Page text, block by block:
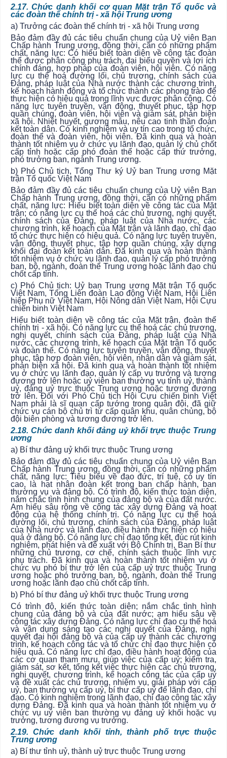
2.17. Chức danh khối cơ quan Mặt trận Tổ quốc và
các đoàn thể chính trị - xã hội Trung ương
a) Trưởng các đoàn thể chính trị - xã hội Trung ương
Bảo đảm đầy đủ các tiêu chuẩn chung của Uỷ viên Ban
Chấp hành Trung ương, đồng thời, cần có những phẩm
chất, năng lực: Có hiểu biết toàn diện về công tác đoàn
thể được phân công phụ trách, đại biểu quyền và lợi ích
chính đáng, hợp pháp của đoàn viên, hội viên. Có năng
lực cụ thể hoá đường lối, chủ trương, chính sách của
Đảng, pháp luật của Nhà nước thành các chương trình,
kế hoạch hành động và tổ chức thành các phong trào để
thực hiện có hiệu quả trong lĩnh vực được phân công. Có
năng lực tuyên truyền, vận động, thuyết phục, tập hợp
quần chúng, đoàn viên, hội viên và giám sát, phản biện
xã hội. Nhiệt huyết, gương mẫu, nêu cao tinh thần đoàn
kết toàn dân. Có kinh nghiệm và uy tín cao trong tổ chức,
đoàn thể và đoàn viên, hội viên. Đã kinh qua và hoàn
thành tốt nhiệm vụ ở chức vụ lãnh đạo, quản lý chủ chốt
cấp tỉnh hoặc cấp phó đoàn thể hoặc cấp thứ trưởng,
phó trưởng ban, ngành Trung ương.
b) Phó Chủ tịch, Tổng Thư ký Uỷ ban Trung ương Mặt
trận Tổ quốc Việt Nam
Bảo đảm đầy đủ các tiêu chuẩn chung của Uỷ viên Ban
Chấp hành Trung ương, đồng thời, cần có những phẩm
chất, năng lực: Hiểu biết toàn diện về công tác của Mặt
trận; có năng lực cụ thể hoá các chủ trương, nghị quyết,
chính sách của Đảng, pháp luật của Nhà nước, các
chương trình, kế hoạch của Mặt trận và lãnh đạo, chỉ đạo
tổ chức thực hiện có hiệu quả. Có năng lực tuyên truyền,
vận động, thuyết phục, tập hợp quần chúng, xây dựng
khối đại đoàn kết toàn dân. Đã kinh qua và hoàn thành
tốt nhiệm vụ ở chức vụ lãnh đạo, quản lý cấp phó trưởng
ban, bộ, ngành, đoàn thể Trung ương hoặc lãnh đạo chủ
chốt cấp tỉnh.
c) Phó Chủ tịch: Uỷ ban Trung ương Mặt trận Tổ quốc
Việt Nam, Tổng Liên đoàn Lao động Việt Nam, Hội Liên
hiệp Phụ nữ Việt Nam, Hội Nông dân Việt Nam, Hội Cựu
chiến binh Việt Nam
Hiểu biết toàn diện về công tác của Mặt trận, đoàn thể
chính trị - xã hội. Có năng lực cụ thể hoá các chủ trương,
nghị quyết, chính sách của Đảng, pháp luật của Nhà
nước, các chương trình, kế hoạch của Mặt trận Tổ quốc
và đoàn thể. Có năng lực tuyên truyền, vận động, thuyết
phục, tập hợp đoàn viên, hội viên, nhân dân và giám sát,
phản biện xã hội. Đã kinh qua và hoàn thành tốt nhiệm
vụ ở chức vụ lãnh đạo, quản lý cấp vụ trưởng và tương
đương trở lên hoặc uỷ viên ban thường vụ tỉnh uỷ, thành
uỷ, đảng uỷ trực thuộc Trung ương hoặc tương đương
trở lên. Đối với Phó Chủ tịch Hội Cựu chiến binh Việt
Nam phải là sĩ quan cấp tướng trong quân đội, đã giữ
chức vụ cán bộ chủ trì từ cấp quân khu, quân chủng, bộ
đội biên phòng và tương đương trở lên.
2.18. Chức danh khối đảng uỷ khối trực thuộc Trung
ương
a) Bí thư đảng uỷ khối trực thuộc Trung ương
Bảo đảm đầy đủ các tiêu chuẩn chung của Uỷ viên Ban
Chấp hành Trung ương, đồng thời, cần có những phẩm
chất, năng lực: Tiêu biểu về đạo đức, trí tuệ, có uy tín
cao, là hạt nhân đoàn kết trong ban chấp hành, ban
thường vụ và đảng bộ. Có trình độ, kiến thức toàn diện,
nắm chắc tình hình chung của đảng bộ và của đất nước.
Am hiểu sâu rộng về công tác xây dựng Đảng và hoạt
động của hệ thống chính trị. Có năng lực cụ thể hoá
đường lối, chủ trương, chính sách của Đảng, pháp luật
của Nhà nước và lãnh đạo, điều hành thực hiện có hiệu
quả ở đảng bộ. Có năng lực chỉ đạo tổng kết, đúc rút kinh
nghiệm, phát hiện và đề xuất với Bộ Chính trị, Ban Bí thư
những chủ trương, cơ chế, chính sách thuộc lĩnh vực
phụ trách. Đã kinh qua và hoàn thành tốt nhiệm vụ ở
chức vụ phó bí thư trở lên của cấp uỷ trực thuộc Trung
ương hoặc phó trưởng ban, bộ, ngành, đoàn thể Trung
ương hoặc lãnh đạo chủ chốt cấp tỉnh.
b) Phó bí thư đảng uỷ khối trực thuộc Trung ương
Có trình độ, kiến thức toàn diện; nắm chắc tình hình
chung của đảng bộ và của đất nước; am hiểu sâu về
công tác xây dựng Đảng. Có năng lực chỉ đạo cụ thể hoá
và vận dụng sáng tạo các nghị quyết của Đảng, nghị
quyết đại hội đảng bộ và của cấp uỷ thành các chương
trình, kế hoạch công tác và tổ chức chỉ đạo thực hiện có
hiệu quả. Có năng lực chỉ đạo, điều hành hoạt động của
các cơ quan tham mưu, giúp việc của cấp uỷ; kiểm tra,
giám sát, sơ kết, tổng kết việc thực hiện các chủ trương,
nghị quyết, chương trình, kế hoạch công tác của cấp uỷ
và đề xuất các chủ trương, nhiệm vụ, giải pháp với cấp
uỷ, ban thường vụ cấp uỷ, bí thư cấp uỷ để lãnh đạo, chỉ
đạo. Có kinh nghiệm trong lãnh đạo, chỉ đạo công tác xây
dựng Đảng. Đã kinh qua và hoàn thành tốt nhiệm vụ ở
chức vụ uỷ viên ban thường vụ đảng uỷ khối hoặc vụ
trưởng, tương đương vụ trưởng.
2.19. Chức danh khối tỉnh, thành phố trực thuộc
Trung ương
a) Bí thư tỉnh uỷ, thành uỷ trực thuộc Trung ương